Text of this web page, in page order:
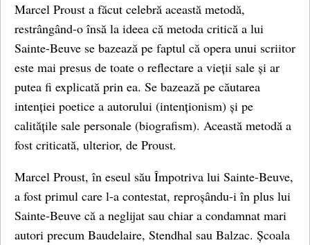
Marcel Proust a făcut celebră această metodă,
restrângând-o însă la ideea că metoda critică a lui
Sainte-Beuve se bazează pe faptul că opera unui scriitor
este mai presus de toate o reflectare a vieții sale și ar
putea fi explicată prin ea. Se bazează pe căutarea
intenției poetice a autorului (intenționism) și pe
calitățile sale personale (biografism). Această metodă a
fost criticată, ulterior, de Proust.
Marcel Proust, în eseul său Împotriva lui Sainte-Beuve,
a fost primul care l-a contestat, reproșându-i în plus lui
Sainte-Beuve că a neglijat sau chiar a condamnat mari
autori precum Baudelaire, Stendhal sau Balzac. Școala